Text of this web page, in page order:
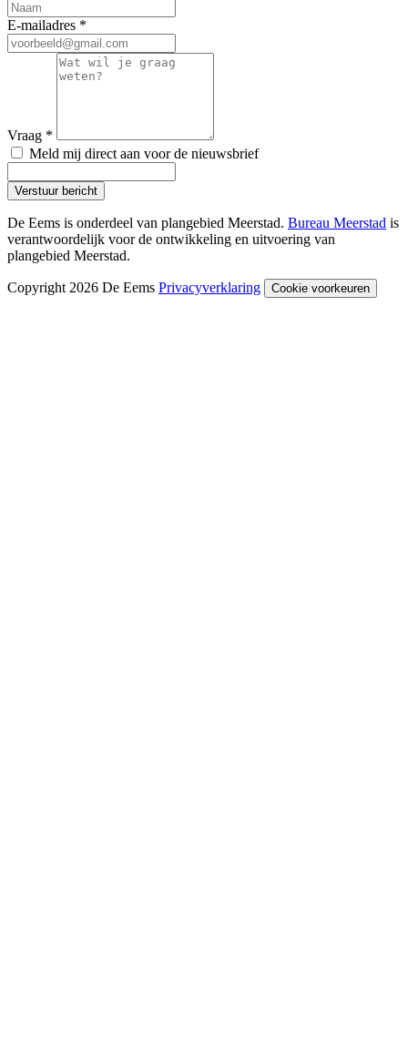
E-mailadres *
Vraag *
Meld mij direct aan voor de nieuwsbrief
Verstuur bericht
De Eems is onderdeel van plangebied Meerstad. Bureau Meerstad is
verantwoordelijk voor de ontwikkeling en uitvoering van
plangebied Meerstad.
Copyright 2026 De Eems Privacyverklaring Cookie voorkeuren